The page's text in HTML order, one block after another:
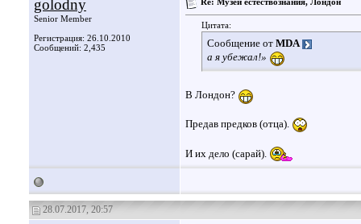
golodny
Senior Member
Регистрация: 26.10.2010
Сообщений: 2,435
Цитата:
Сообщение от MDA
а я убежал!»
В Лондон?
Предав предков (отца).
И их дело (сарай).
28.07.2017, 20:57